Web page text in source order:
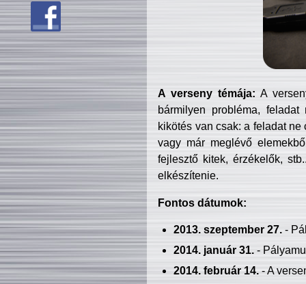
A verseny témája: A
bármilyen probléma, feladat
kikötés van csak: a feladat
vagy már meglévő
fejlesztő kitek, érzékelők,
elkészítenie.
Fontos dátumok:
2013. szeptember 27.-
2014. január 31.-
2014. február 14.- A